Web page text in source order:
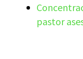
pastor